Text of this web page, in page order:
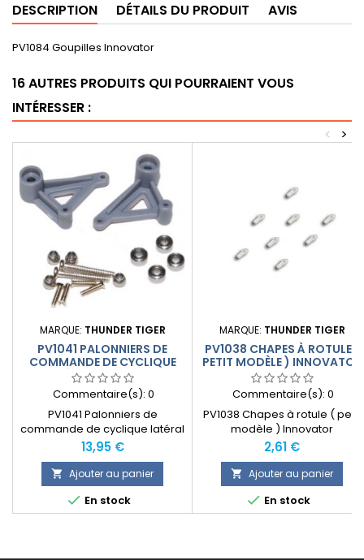
DESCRIPTION DÉTAILS DU PRODUIT AVIS
PV1084 Goupilles Innovator
16 AUTRES PRODUITS QUI POURRAIENT VOUS
INTÉRESSER :
>
<
MARQUE: THUNDER TIGER
PV1041 PALONNIERS DE
COMMANDE DE CYCLIQUE
LATÉRAL INNOVATOR
Commentaire(s): 0
PV1041 Palonniers de
commande de cyclique latéral
+ roulements à billes pour
hélico électrique Innovator
Prix
13,95 €
 Ajouter au panier
 En stock
MARQUE: THUNDER TIGER
PV1038 CHAPES À ROTULE (
PETIT MODÈLE ) INNOVATOR
Commentaire(s): 0
PV1038 Chapes à rotule ( petit
modèle ) Innovator
Prix
2,61 €
 Ajouter au panier
 En stock